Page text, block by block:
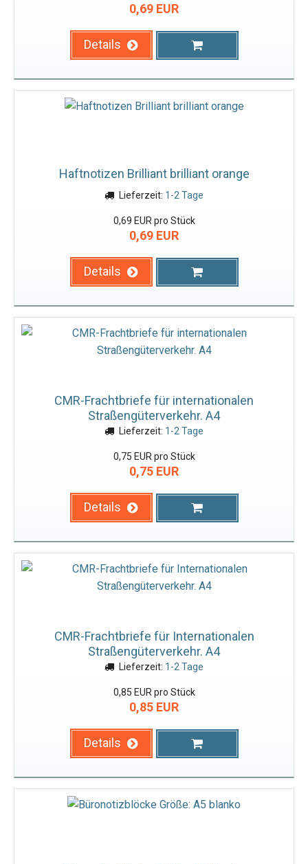
0,69 EUR
Details
Haftnotizen Brilliant brilliant orange
Lieferzeit: 1-2 Tage
0,69 EUR pro Stück
0,69 EUR
Details
CMR-Frachtbriefe für internationalen
Straßengüterverkehr. A4
Lieferzeit: 1-2 Tage
0,75 EUR pro Stück
0,75 EUR
Details
CMR-Frachtbriefe für Internationalen
Straßengüterverkehr. A4
Lieferzeit: 1-2 Tage
0,85 EUR pro Stück
0,85 EUR
Details